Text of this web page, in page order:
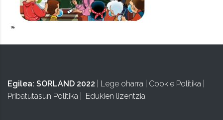
Egilea: SORLAND 2022 Lege oharra Cookie Politika
Pribatutasun Politika
Edukien lizentzia